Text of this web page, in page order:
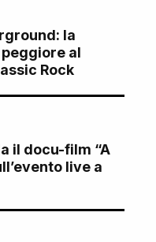
la
al
Rock
il docu-film “A
live a